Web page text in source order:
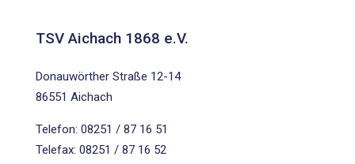
TSV Aichach 1868 e.V.
Donauwörther Straße 12-14
86551 Aichach
Telefon: 08251 / 87 16 51
Telefax: 08251 / 87 16 52